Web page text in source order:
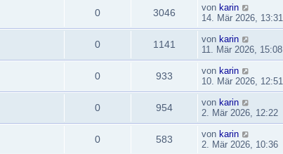
0 3046 von karin
14. Mär 2026, 13:31
0 1141 von karin
11. Mär 2026, 15:08
0 933 von karin
10. Mär 2026, 12:51
0 954 von karin
2. Mär 2026, 12:22
0 583 von karin
2. Mär 2026, 10:36